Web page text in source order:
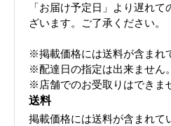
「お届け予定日」より遅れ
ざいます。ご了承ください。
※掲載価格には送料が含まれ
※配達日の指定は出来ません。
※店舗でのお受取りはできま
送料
掲載価格には送料が含まれて